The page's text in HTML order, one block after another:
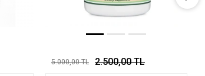
5.000,00 TL 2.500,00 TL